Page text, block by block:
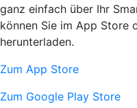
ganz einfach über Ihr
können Sie im App Store
herunterladen.
Zum App Store
Zum Google Play Store